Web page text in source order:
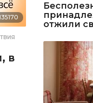
в
отжили